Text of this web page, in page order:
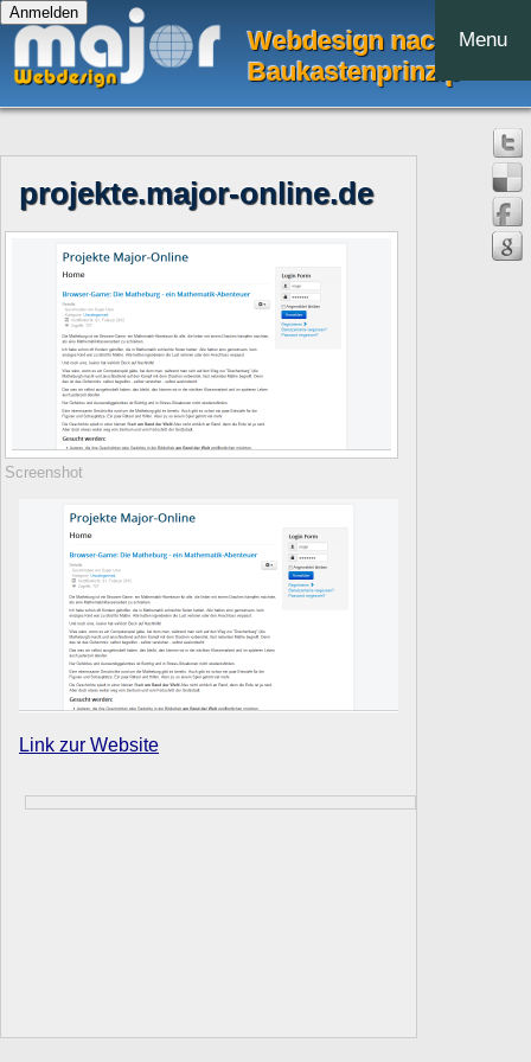
Webdesign nach dem
Baukastenprinzip
Menu
projekte.major-online.de
Screenshot
Link zur Website